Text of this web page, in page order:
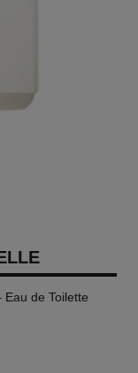
de Toilette